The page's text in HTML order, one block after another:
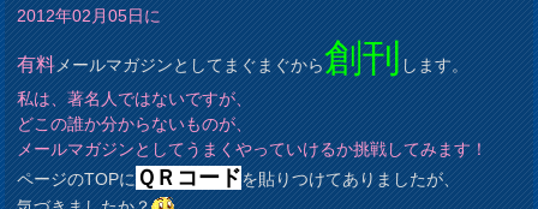
2012年02月05日に
有料メールマガジンとしてまぐまぐから創刊します。
私は、著名人ではないですが、
どこの誰か分からないものが、
メールマガジンとしてうまくやっていけるか挑戦してみます！
ページのTOPにＱＲコードを貼りつけてありましたが、